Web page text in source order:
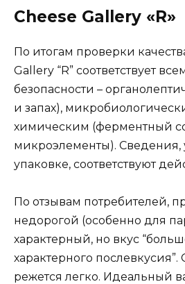
Cheese Gallery «R»
По итогам проверки
Gallery “R” соответствует
безопасности –
и запах),
химическим (ферментный
микроэлементы). Сведения,
упаковке, соответствуют
По отзывам потребителей,
недорогой (особенно для
характерный, но вкус
характерного
режется легко. Идеальный